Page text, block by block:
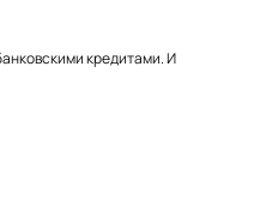
кредитами. И